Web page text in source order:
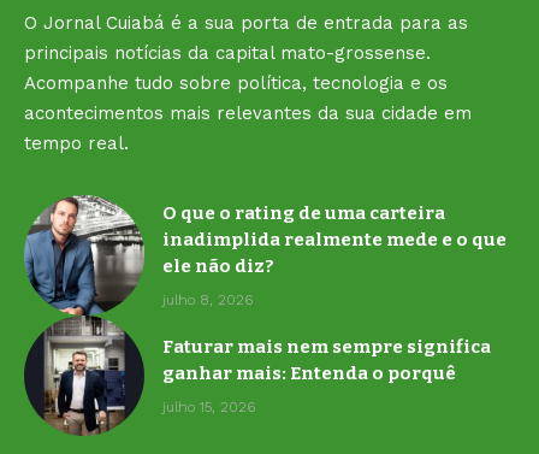
O Jornal Cuiabá é a sua porta de entrada para as
principais notícias da capital mato-grossense.
Acompanhe tudo sobre política, tecnologia e os
acontecimentos mais relevantes da sua cidade em
tempo real.
O que o rating de uma carteira
inadimplida realmente mede e o que
ele não diz?
julho 8, 2026
Faturar mais nem sempre significa
ganhar mais: Entenda o porquê
julho 15, 2026